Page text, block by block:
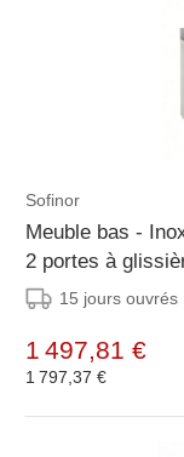
Sofinor
Meuble bas -
2 portes à
1000(l)x700mm
15 jours ouvrés
1 497,81 €
1 797,37 €